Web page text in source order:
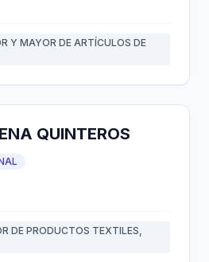
Y MAYOR DE ARTÍCULOS DE
AMANDA JIMENA QUINTEROS
DE PRODUCTOS TEXTILES,